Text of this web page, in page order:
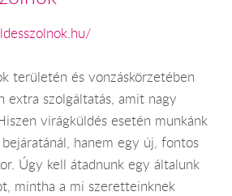
területén és vonzáskörzetében
extra szolgáltatás, amit nagy
virágküldés esetén munkánk
hanem egy új, fontos
Úgy kell átadnunk egy általunk
mintha a mi szeretteinknek